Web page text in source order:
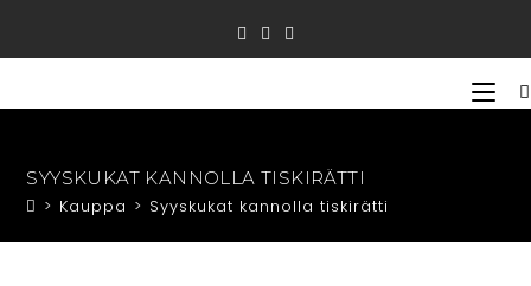
SYYSKUKAT KANNOLLA TISKIRÄTTI
> Kauppa > Syyskukat kannolla tiskirätti